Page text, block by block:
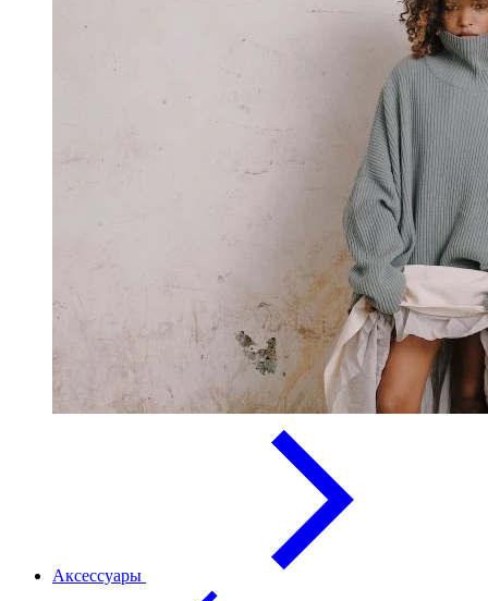
Аксессуары